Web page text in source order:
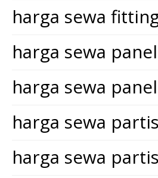
harga sewa
harga sewa
harga sewa
harga sewa
harga sewa